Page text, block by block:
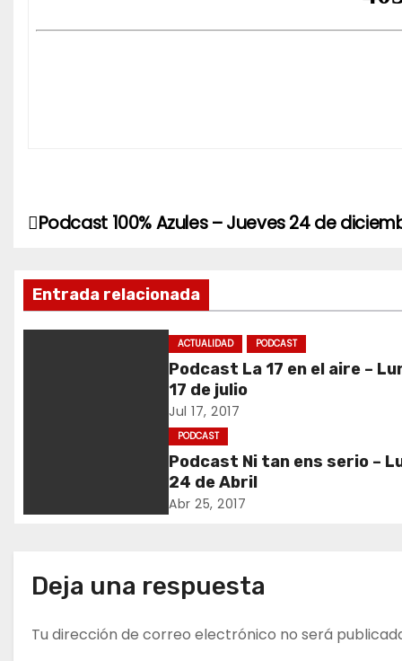
N
v
n
e
Podcast 100% Azules – Jueves 24 de
Entrada relacionada
ACTUALIDAD PODCAST
Podcast La 17 en el aire –
17 de julio
Jul 17, 2017
PODCAST
Podcast Ni tan ens serio –
24 de Abril
Abr 25, 2017
Deja una respuesta
Tu dirección de correo electrónico no será